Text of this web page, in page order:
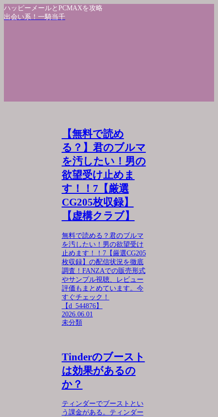
ハッピーメールとPCMAXを攻略
出会い系！一騎当千
【無料で読め
る？】君のブルマ
を汚したい！男の
欲望受け止めま
す！！7【厳選
CG205枚収録】
【虚構クラブ】
無料で読める？君のブルマ
を汚したい！男の欲望受け
止めます！！7【厳選CG205
枚収録】の配信状況を徹底
調査！FANZAでの販売形式
やサンプル視聴、レビュー
評価もまとめています。今
すぐチェック！
【d_544876】
2026.06.01
未分類
Tinderのブースト
は効果があるの
か？
ティンダーでブーストとい
う課金がある。ティンダー